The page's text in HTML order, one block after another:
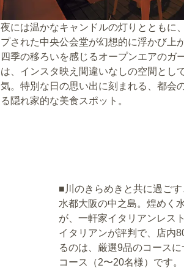
夜には温かなキャンドルの灯りとともに
プされた中央公会堂が幻想的に浮かび上
四季の移ろいを感じるオープンエアのガ
は、インスタ映え間違いなしの空間とし
気。特別な日の思い出に刻まれる、都会
る隠れ家的な美食スポット。
■川のきらめきと共に過ご
水都大阪の中之島。煌めく
が、一軒家イタリアンレス
イタリアンが評判で、店内
るのは、厳選9品のコース
コース（2〜20名様）です。